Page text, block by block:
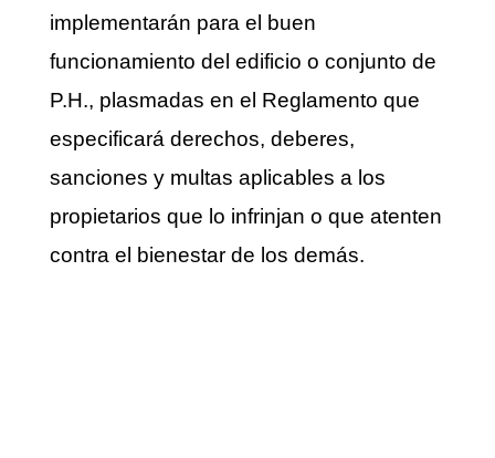
implementarán para el buen
funcionamiento del edificio o conjunto de
P.H., plasmadas en el Reglamento que
especificará derechos, deberes,
sanciones y multas aplicables a los
propietarios que lo infrinjan o que atenten
contra el bienestar de los demás.